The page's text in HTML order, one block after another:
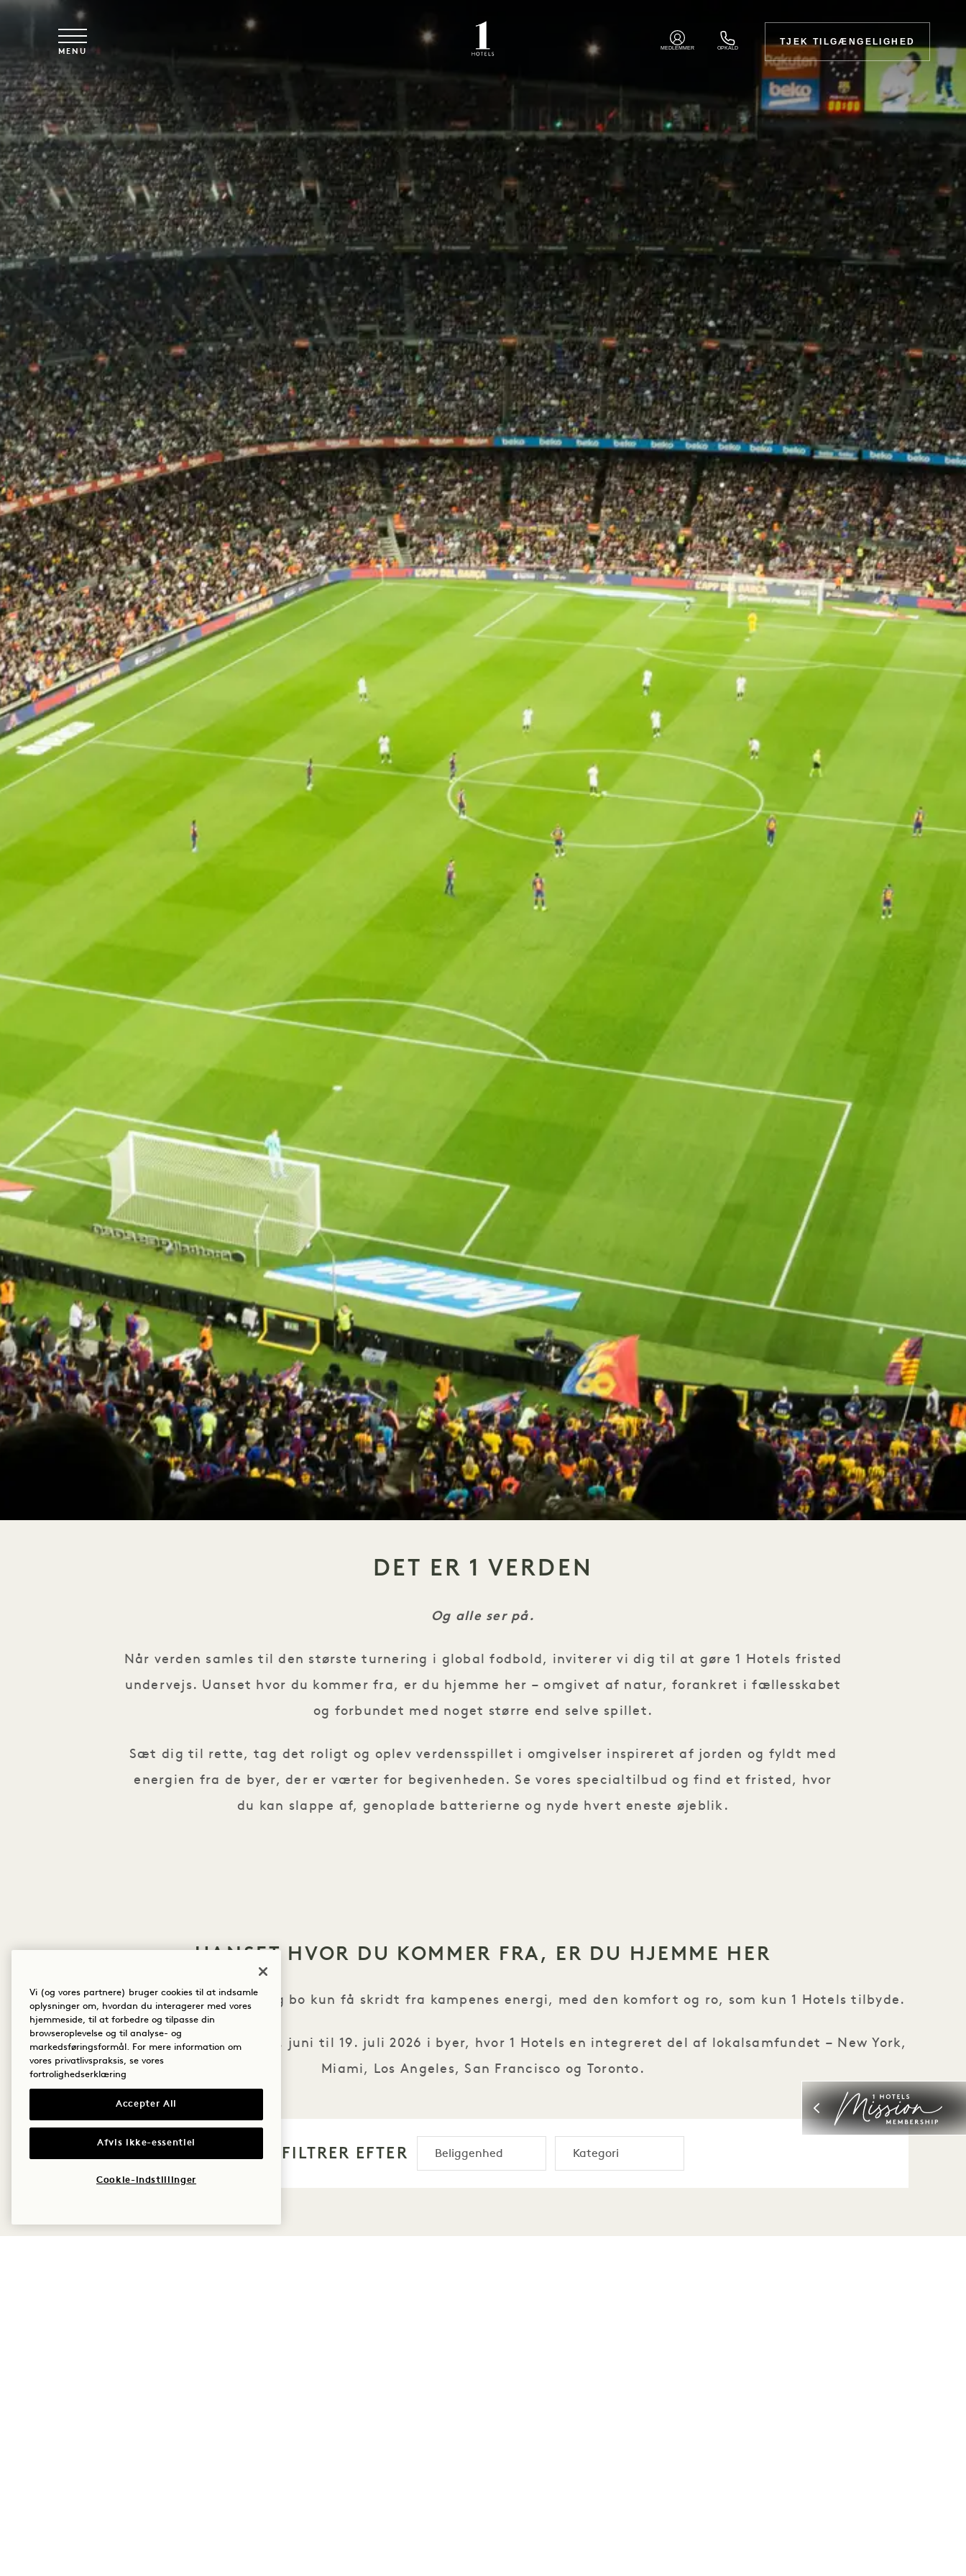
Spring til hovedindhold
MENU MEDLEMMER OPKALD
TJEK TILGÆNGELIGHED
DET ER 1 VERDEN
Og alle ser på.
Når verden samles til den største turnering i global fodbold, inviterer vi dig til at gøre 1 Hotels fristed
undervejs. Uanset hvor du kommer fra, er du hjemme her – omgivet af natur, forankret i fællesskabet
og forbundet med noget større end selve spillet.
Sæt dig til rette, tag det roligt og oplev verdensspillet i omgivelser inspireret af jorden og fyldt med
energien fra de byer, der er værter for begivenheden. Se vores specialtilbud og find et fristed, hvor
du kan slappe af, genoplade batterierne og nyde hvert eneste øjeblik.
UANSET HVOR DU KOMMER FRA, ER DU HJEMME HER
Oplev vores eksklusive tilbud og bo kun få skridt fra kampenes energi, med den komfort og ro, som kun 1 Hotels tilbyde.
Sæsonens kampe afvikles fra 11. juni til 19. juli 2026 i byer, hvor 1 Hotels en integreret del af lokalsamfundet – New York,
Miami, Los Angeles, San Francisco og Toronto.
FILTRER EFTER
Vi (og vores partnere) bruger cookies til at indsamle
oplysninger om, hvordan du interagerer med vores
hjemmeside, til at forbedre og tilpasse din
browseroplevelse og til analyse- og
markedsføringsformål. For mere information om
vores privatlivspraksis, se vores
fortrolighedserklæring
Accepter All
Afvis ikke-essentiel
Cookie-indstillinger